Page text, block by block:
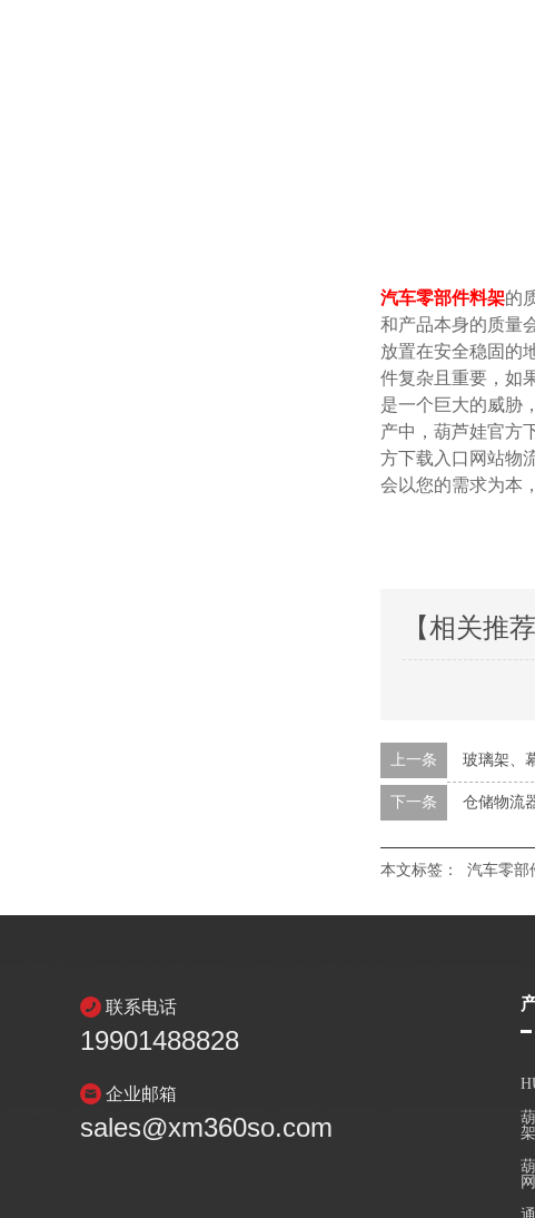
汽车零部件料架的
和产品本身的质量会
放置在安全稳固的地
件复杂且重要，
是一个巨大的威胁
产中，葫芦娃官方
方下载入口网站物
会以您的需求为本
【相关推荐
上一条 玻璃架
下一条 仓储物流器
本文标签： 汽车零部
联系电话
19901488828
企业邮箱
sales@xm360so.com
架